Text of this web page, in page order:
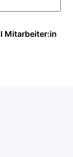
Mitarbeiter:in